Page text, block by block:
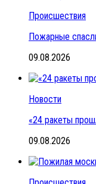
Происшествия
Пожарные
09.08.2026
Новости
«24 ракеты
09.08.2026